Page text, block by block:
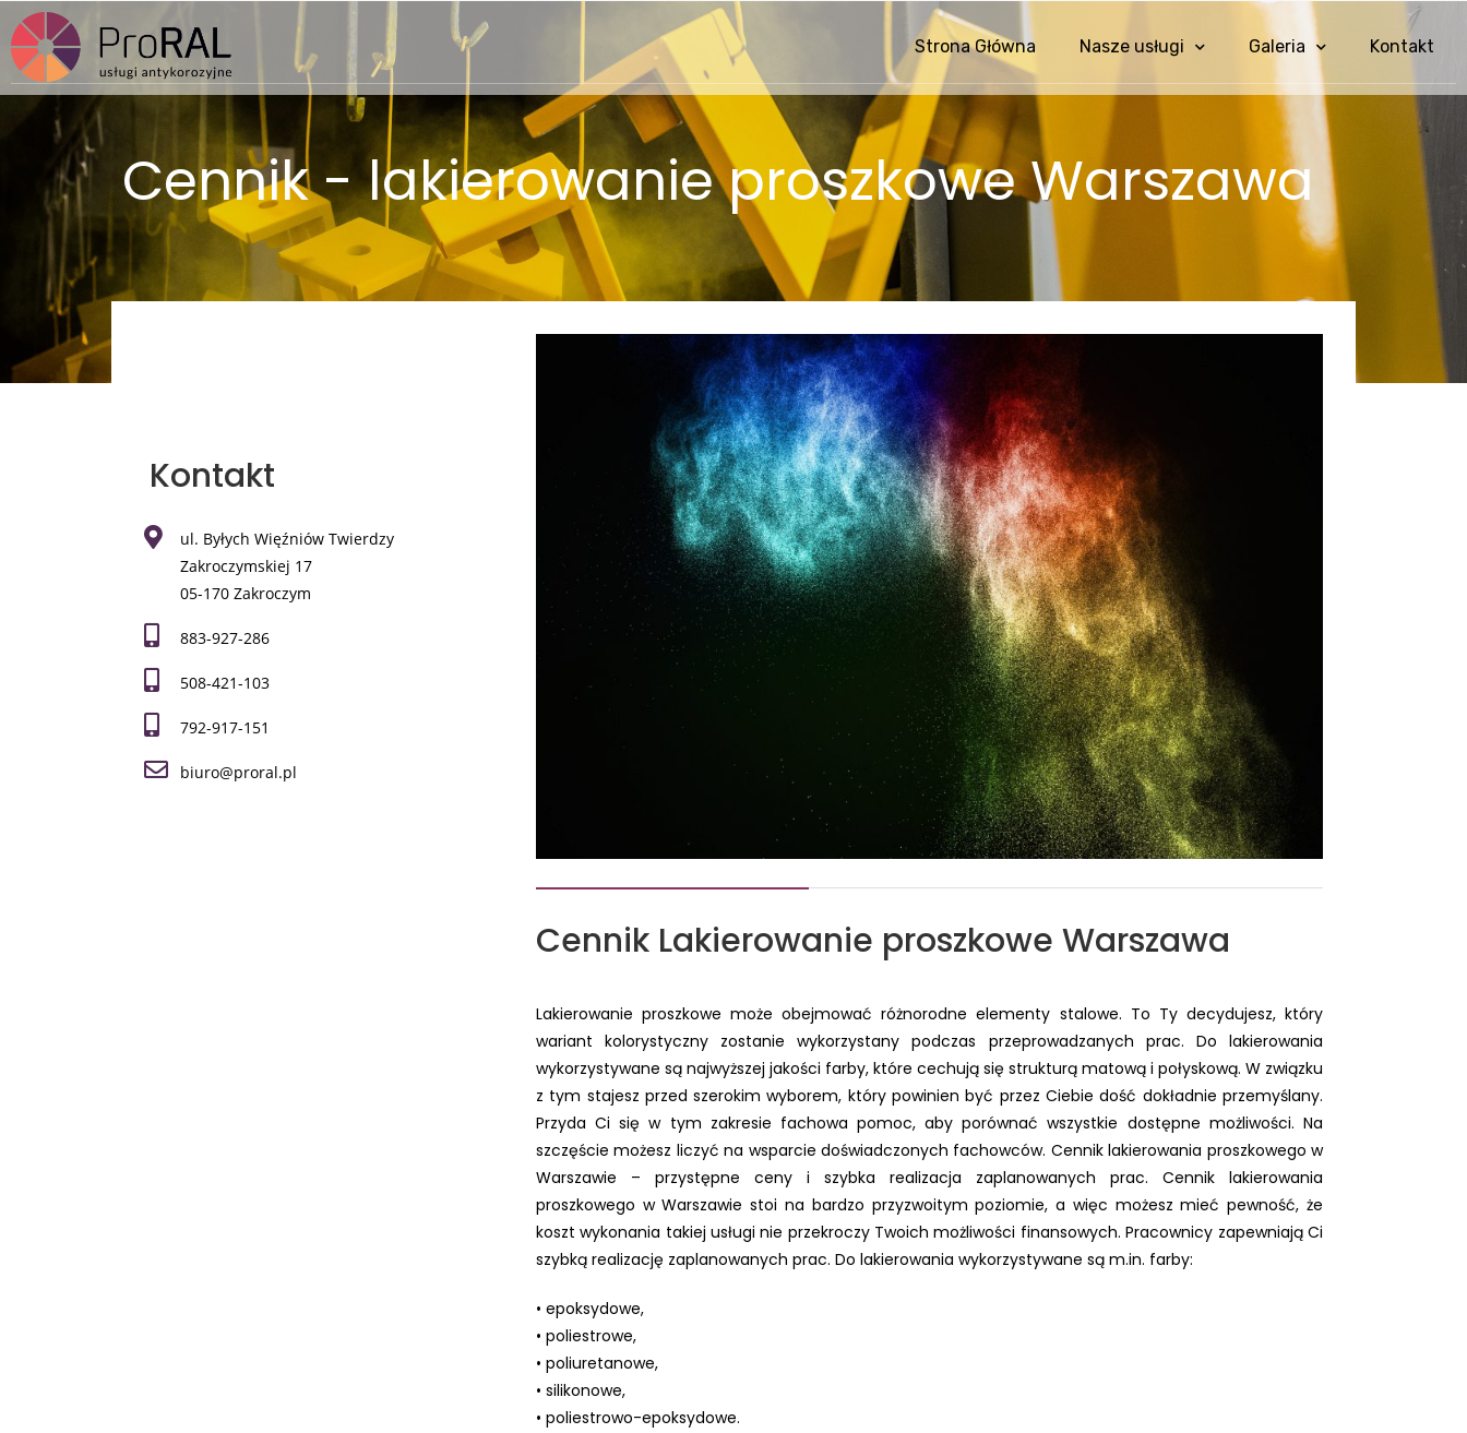
Strona Główna Nasze usługi Galeria Kontakt
Cennik - lakierowanie proszkowe Warszawa
Kontakt
ul. Byłych Więźniów Twierdzy
Zakroczymskiej 17
05-170 Zakroczym
883-927-286
508-421-103
792-917-151
biuro@proral.pl
Cennik Lakierowanie proszkowe Warszawa
Lakierowanie proszkowe może obejmować różnorodne elementy stalowe. To Ty decydujesz, który
wariant kolorystyczny zostanie wykorzystany podczas przeprowadzanych prac. Do lakierowania
wykorzystywane są najwyższej jakości farby, które cechują się strukturą matową i połyskową. W związku
z tym stajesz przed szerokim wyborem, który powinien być przez Ciebie dość dokładnie przemyślany.
Przyda Ci się w tym zakresie fachowa pomoc, aby porównać wszystkie dostępne możliwości. Na
szczęście możesz liczyć na wsparcie doświadczonych fachowców. Cennik lakierowania proszkowego w
Warszawie – przystępne ceny i szybka realizacja zaplanowanych prac. Cennik lakierowania
proszkowego w Warszawie stoi na bardzo przyzwoitym poziomie, a więc możesz mieć pewność, że
koszt wykonania takiej usługi nie przekroczy Twoich możliwości finansowych. Pracownicy zapewniają Ci
szybką realizację zaplanowanych prac. Do lakierowania wykorzystywane są m.in. farby:
• epoksydowe,
• poliestrowe,
• poliuretanowe,
• silikonowe,
• poliestrowo-epoksydowe.